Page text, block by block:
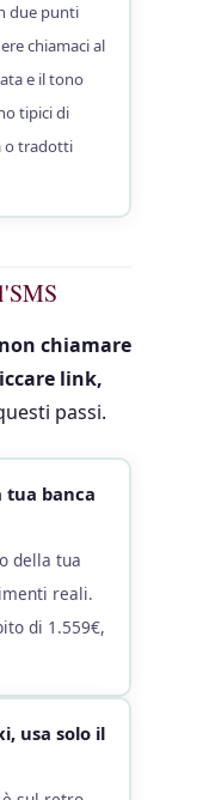
due punti
chiamaci al
e il tono
tipici di
o tradotti
non
truffa
cosa succede
non chiamare
link,
passi.
tua banca
della tua
reali.
di 1.559€,
usa solo il